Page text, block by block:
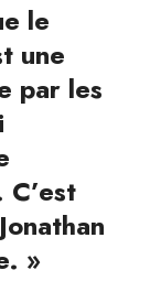
le
une
par les
»